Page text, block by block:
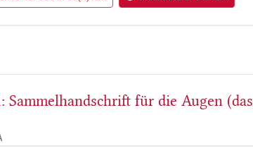
Sammelhandschrift für die Augen (das